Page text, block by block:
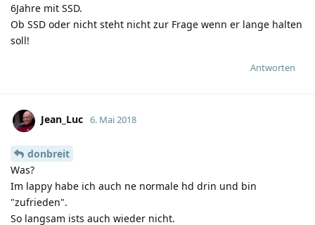
6Jahre mit SSD.
Ob SSD oder nicht steht nicht zur Frage wenn er lange halten
soll!
Antworten
Jean_Luc 6. Mai 2018
donbreit
Was?
Im lappy habe ich auch ne normale hd drin und bin
"zufrieden".
So langsam ists auch wieder nicht.